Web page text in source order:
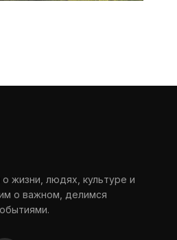
жизни, людях, культуре и
о важном, делимся